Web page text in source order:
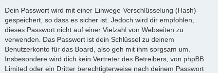
Dein Passwort wird mit einer Einwege-Verschlüsselung (Hash)
gespeichert, so dass es sicher ist. Jedoch wird dir empfohlen,
dieses Passwort nicht auf einer Vielzahl von Webseiten zu
verwenden. Das Passwort ist dein Schlüssel zu deinem
Benutzerkonto für das Board, also geh mit ihm sorgsam um.
Insbesondere wird dich kein Vertreter des Betreibers, von phpBB
Limited oder ein Dritter berechtigterweise nach deinem Passwort